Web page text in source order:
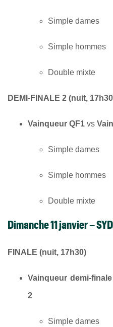
Simple dames
Simple hommes
Double mixte
DEMI-FINALE 2 (nuit,
Vainqueur QF1 vs
Simple dames
Simple hommes
Double mixte
Dimanche 11 janvier –
FINALE (nuit, 17h30)
Vainqueur demi-
2
Simple dames